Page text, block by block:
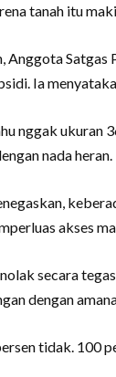
tanah itu
Anggota
Ia
nggak ukuran
nada heran.
akses
secara
dengan
tidak. 100